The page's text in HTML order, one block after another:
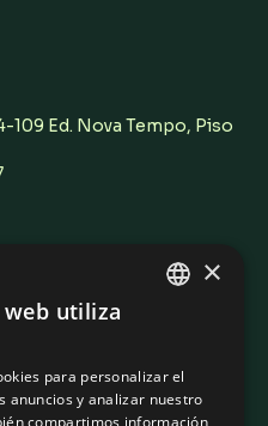
109 Ed. Nova Tempo, Piso
×
web utiliza
para personalizar el
anuncios y analizar nuestro
compartimos información